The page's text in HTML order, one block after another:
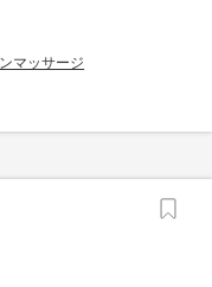
マッサージ